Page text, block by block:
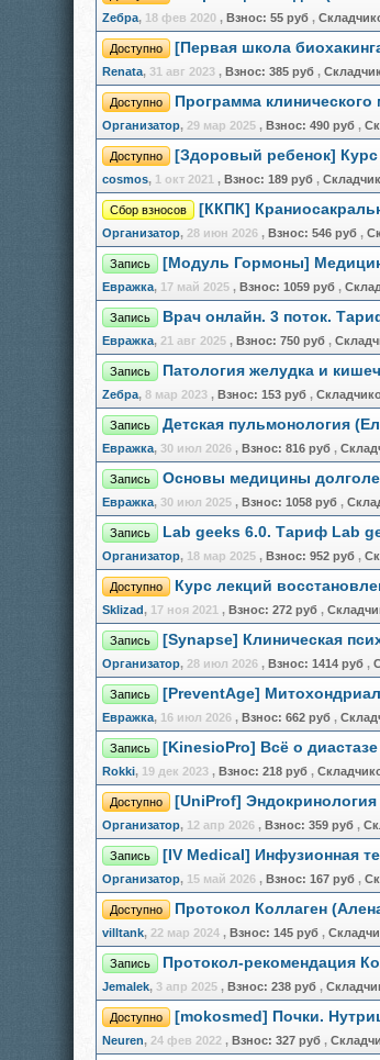
Zебра, 18 фев 2020 ,Взнос: 55 руб ,
Доступно [Первая школа
Renata,31 авг 2023 ,Взнос: 385 руб ,
Доступно Программа
Организатор, 29 мар 2025 ,Взнос: 490 руб ,
Доступно [Здоровый ребенок]
cosmos, 1 окт 2021 ,Взнос: 189 руб ,
Сбор взносов [ККПК]
Организатор, 28 июн 2026 ,Взнос: 546 руб ,
Запись [Модуль Гормоны]
Евражкa, 17 май 2025 ,Взнос: 1059 руб ,
Запись Врач онлайн. 3 поток.
Евражкa, 21 авг 2025 ,Взнос: 750 руб ,
Запись Патология желудка и
Zебра,8 мар 2023 ,Взнос: 153 руб ,
Запись Детская пульмонология
Евражкa,30 июл 2026 ,Взнос: 816 руб ,
Запись Основы медицины
Евражкa,30 июл 2025 ,Взнос: 1058 руб ,
Запись Lab geeks 6.0. Тариф Lab
Организатор, 18 мар 2025 ,Взнос: 952 руб ,
Доступно Курс лекций
Sklizad, 17 ноя 2021 ,Взнос: 272 руб ,
Запись [Synapse] Клиническая
Организатор, 28 июл 2026 ,Взнос: 1414 руб ,
Запись [PreventAge]
Евражкa, 16 июл 2026 ,Взнос: 662 руб ,
Запись [KinesioPro] Всё о
Rokki, 19 дек 2023 ,Взнос: 218 руб ,
Доступно [UniProf]
Организатор, 12 апр 2026 ,Взнос: 359 руб ,
Запись [IV Medical] Инфузионная
Организатор, 15 май 2026 ,Взнос: 167 руб ,
Доступно Протокол Коллаген
villtank, 22 мар 2024 ,Взнос: 145 руб ,
Запись Протокол-рекомендация
Jemalek,3 апр 2025 ,Взнос: 238 руб ,
Доступно [mokosmed] Почки.
Neuren, 24 фев 2022 ,Взнос: 327 руб ,